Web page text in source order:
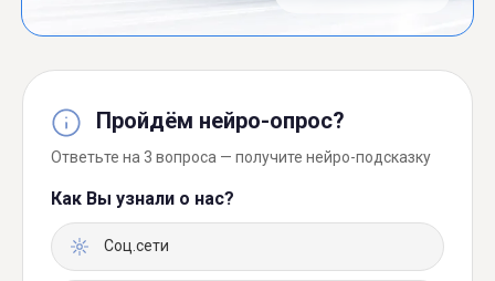
Пройдём нейро-опрос?
Ответьте на 3 вопроса — получите нейро-подсказку
Как Вы узнали о нас?
Соц.сети